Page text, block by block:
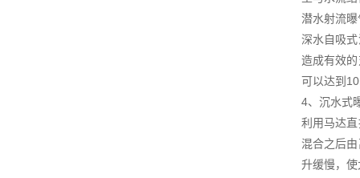
潜水射流
深水自吸
造成有效
可以达到
4、沉水式
利用马达
混合之后
升缓慢，